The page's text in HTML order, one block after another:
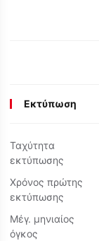
Εκτύπωση
Ταχύτητα
εκτύπωσης
Χρόνος πρώτης
εκτύπωσης
Μέγ. μηνιαίος
όγκος